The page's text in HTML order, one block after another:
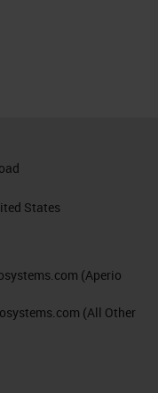
States
(Aperio
(All Other